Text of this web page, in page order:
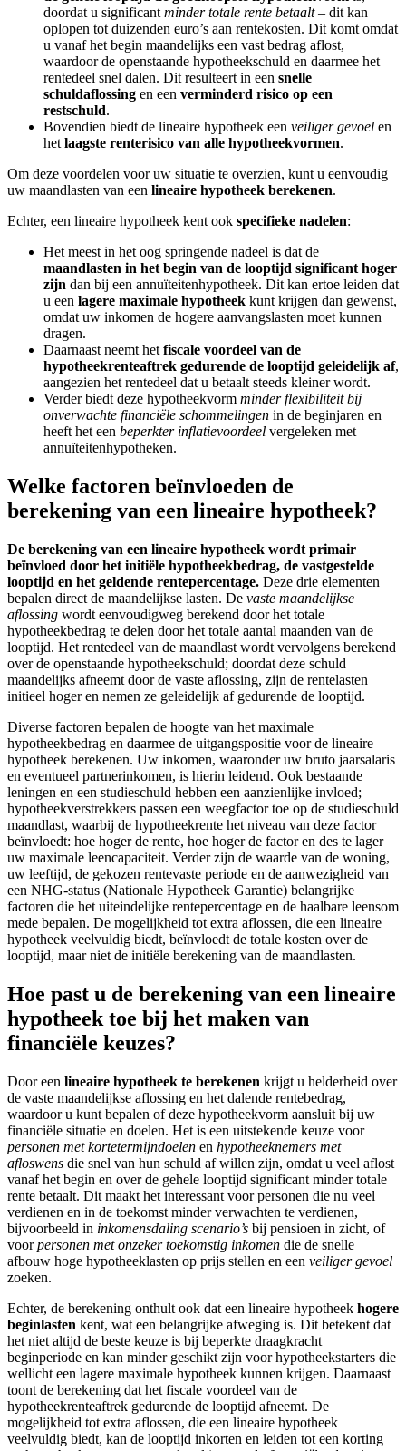
doordat u significant minder totale rente betaalt– dit kan
oplopen tot duizenden euro’s aan rentekosten. Dit komt omdat
u vanaf het begin maandelijks een vast bedrag aflost,
waardoor de openstaande hypotheekschuld en daarmee het
rentedeel snel dalen. Dit resulteert in een snelle
schuldaflossing en een verminderd risico op een
restschuld.
Bovendien biedt de lineaire hypotheek een veiliger gevoel en
het laagste renterisico van alle hypotheekvormen.
Om deze voordelen voor uw situatie te overzien, kunt u eenvoudig
uw maandlasten van een lineaire hypotheek berekenen.
Echter, een lineaire hypotheek kent ook specifieke nadelen:
Het meest in het oog springende nadeel is dat de
maandlasten in het begin van de looptijd significant hoger
zijn dan bij een annuïteitenhypotheek. Dit kan ertoe leiden dat
u een lagere maximale hypotheek kunt krijgen dan gewenst,
omdat uw inkomen de hogere aanvangslasten moet kunnen
dragen.
Daarnaast neemt het fiscale voordeel van de
hypotheekrenteaftrek gedurende de looptijd geleidelijk af,
aangezien het rentedeel dat u betaalt steeds kleiner wordt.
Verder biedt deze hypotheekvorm minder flexibiliteit bij
onverwachte financiële schommelingen in de beginjaren en
heeft het een beperkter inflatievoordeel vergeleken met
annuïteitenhypotheken.
Welke factoren beïnvloeden de
berekening van een lineaire hypotheek?
De berekening van een lineaire hypotheek wordt primair
beïnvloed door het initiële hypotheekbedrag, de vastgestelde
looptijd en het geldende rentepercentage. Deze drie elementen
bepalen direct de maandelijkse lasten. De vaste maandelijkse
aflossing wordt eenvoudigweg berekend door het totale
hypotheekbedrag te delen door het totale aantal maanden van de
looptijd. Het rentedeel van de maandlast wordt vervolgens berekend
over de openstaande hypotheekschuld; doordat deze schuld
maandelijks afneemt door de vaste aflossing, zijn de rentelasten
initieel hoger en nemen ze geleidelijk af gedurende de looptijd.
Diverse factoren bepalen de hoogte van het maximale
hypotheekbedrag en daarmee de uitgangspositie voor de lineaire
hypotheek berekenen. Uw inkomen, waaronder uw bruto jaarsalaris
en eventueel partnerinkomen, is hierin leidend. Ook bestaande
leningen en een studieschuld hebben een aanzienlijke invloed;
hypotheekverstrekkers passen een weegfactor toe op de studieschuld
maandlast, waarbij de hypotheekrente het niveau van deze factor
beïnvloedt: hoe hoger de rente, hoe hoger de factor en des te lager
uw maximale leencapaciteit. Verder zijn de waarde van de woning,
uw leeftijd, de gekozen rentevaste periode en de aanwezigheid van
een NHG-status (Nationale Hypotheek Garantie) belangrijke
factoren die het uiteindelijke rentepercentage en de haalbare leensom
mede bepalen. De mogelijkheid tot extra aflossen, die een lineaire
hypotheek veelvuldig biedt, beïnvloedt de totale kosten over de
looptijd, maar niet de initiële berekening van de maandlasten.
Hoe past u de berekening van een lineaire
hypotheek toe bij het maken van
financiële keuzes?
Door een lineaire hypotheek te berekenen krijgt u helderheid over
de vaste maandelijkse aflossing en het dalende rentebedrag,
waardoor u kunt bepalen of deze hypotheekvorm aansluit bij uw
financiële situatie en doelen. Het is een uitstekende keuze voor
personen met kortetermijndoelen en hypotheeknemers met
afloswens die snel van hun schuld af willen zijn, omdat u veel aflost
vanaf het begin en over de gehele looptijd significant minder totale
rente betaalt. Dit maakt het interessant voor personen die nu veel
verdienen en in de toekomst minder verwachten te verdienen,
bijvoorbeeld in inkomensdaling scenario’s bij pensioen in zicht, of
voorpersonen met onzeker toekomstig inkomen die de snelle
afbouw hoge hypotheeklasten op prijs stellen en een veiliger gevoel
zoeken.
Echter, de berekening onthult ook dat een lineaire hypotheek hogere
beginlasten kent, wat een belangrijke afweging is. Dit betekent dat
het niet altijd de beste keuze is bij beperkte draagkracht
beginperiode en kan minder geschikt zijn voor hypotheekstarters die
wellicht een lagere maximale hypotheek kunnen krijgen. Daarnaast
toont de berekening dat het fiscale voordeel van de
hypotheekrenteaftrek gedurende de looptijd afneemt. De
mogelijkheid tot extra aflossen, die een lineaire hypotheek
veelvuldig biedt, kan de looptijd inkorten en leiden tot een korting